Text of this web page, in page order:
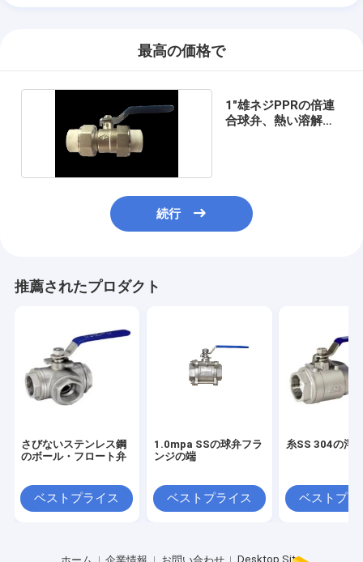
最高の価格で
1"雄ネジPPRの倍連
合球弁、熱い溶解の
続行
推薦されたプロダクト
さびないステンレス鋼
のボール・フロート弁
ベストプライス
1.0mpa SSの球弁フラ
ンジの端
ベストプライス
糸SS 304の浮
ベストプラ
Desktop Site